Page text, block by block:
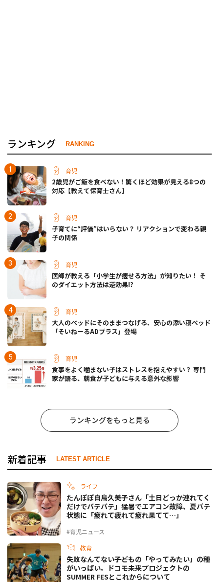
ランキング RANKING
育児
2歳児がご飯を食べない！驚くほど効果が見える8つの
対応【教えて保育士さん】
育児
子育てに“評価”はいらない？ リアクションで変わる親
子の関係
育児
医師が教える「小学生が痩せる方法」が知りたい！ そ
のダイエット方法は逆効果!?
育児
大人のベッドにそのままつなげる、安心の添い寝ベッド
「そいねーるADプラス」登場
育児
食事をよく噛まない子はストレスを抱えやすい？ 専門
家が語る、朝食が子どもに与える意外な影響
ランキングをもっと見る
新着記事 LATEST ARTICLE
ライフ
#育児ニュース
たんぽぽ白鳥久美子さん「土日どっか連れてく
だけでバテバテ」猛暑でエアコン故障、夏バテ
状態に「疲れて疲れて疲れ果てて…」
教育
失敗なんてない――子どもの「やってみたい」の種
がいっぱい。ドコモ未来プロジェクトの
SUMMER FESとこれからについて